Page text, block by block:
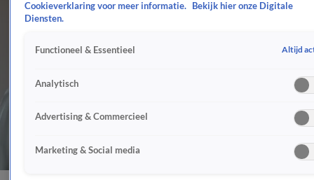
Cookieverklaring voor meer informatie.
Bekijk hier onze Digitale
Diensten.
Functioneel & Essentieel Altijd
Analytisch
Advertising & Commercieel
Marketing & Social media